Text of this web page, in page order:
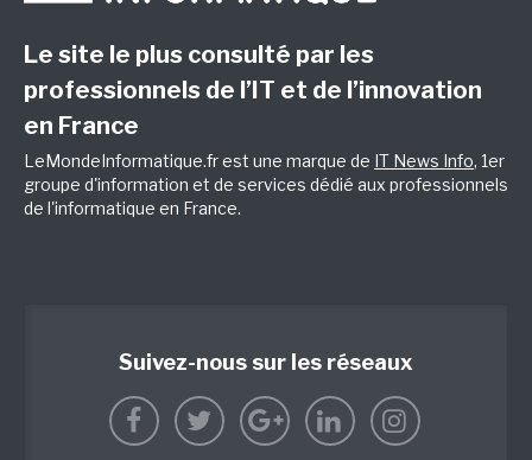
Le site le plus consulté par les
professionnels de l’IT et de l’innovation
en France
LeMondeInformatique.fr est une marque de IT News Info, 1er
groupe d'information et de services dédié aux professionnels
de l'informatique en France.
Suivez-nous sur les réseaux